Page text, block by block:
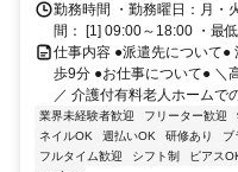
勤務時間 ・勤務曜日：月・
間： [1] 09:00～18:00 ・最
仕事内容 ●派遣先について●
歩9分 ●お仕事について● ＼
／ 介護付有料老人ホームで
業界未経験者歓迎 フリーター歓迎
ネイルOK
週払いOK 研修あり ブ
フルタイム歓迎
シフト制 ピアス